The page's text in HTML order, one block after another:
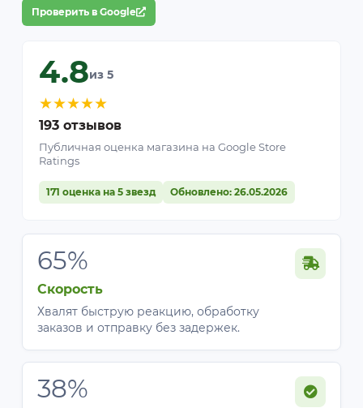
Проверить в Google
4.8из 5
★★★★★
193 отзывов
Публичная оценка магазина на Google Store
Ratings
171 оценка на 5 звезд Обновлено: 26.05.2026
65%
Скорость
Хвалят быструю реакцию, обработку
заказов и отправку без задержек.
38%